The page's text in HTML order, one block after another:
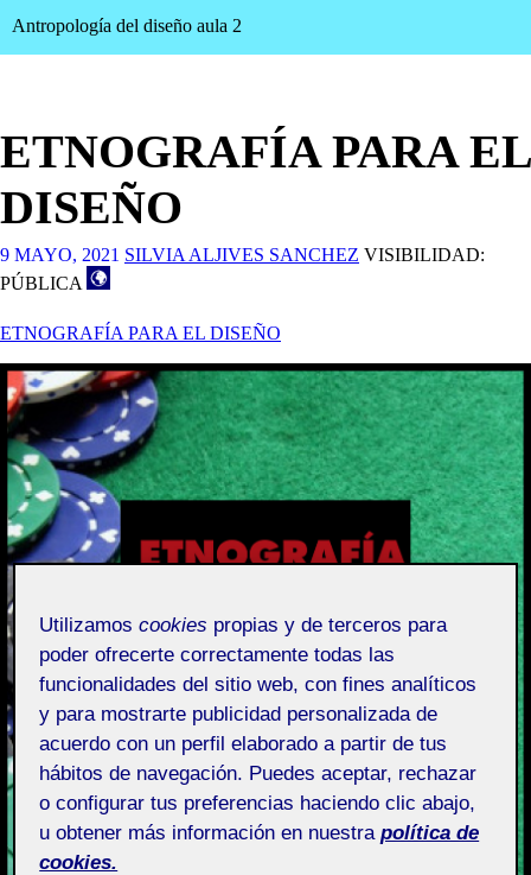
Antropología del diseño aula 2
ETNOGRAFÍA PARA EL
DISEÑO
9 MAYO, 2021 SILVIA ALJIVES SANCHEZ VISIBILIDAD:
PÚBLICA
ETNOGRAFÍA PARA EL DISEÑO
Utilizamoscookies propias y de terceros para
poder ofrecerte correctamente todas las
funcionalidades del sitio web, con fines analíticos
y para mostrarte publicidad personalizada de
acuerdo con un perfil elaborado a partir de tus
hábitos de navegación. Puedes aceptar, rechazar
o configurar tus preferencias haciendo clic abajo,
u obtener más información en nuestra política de
cookies.